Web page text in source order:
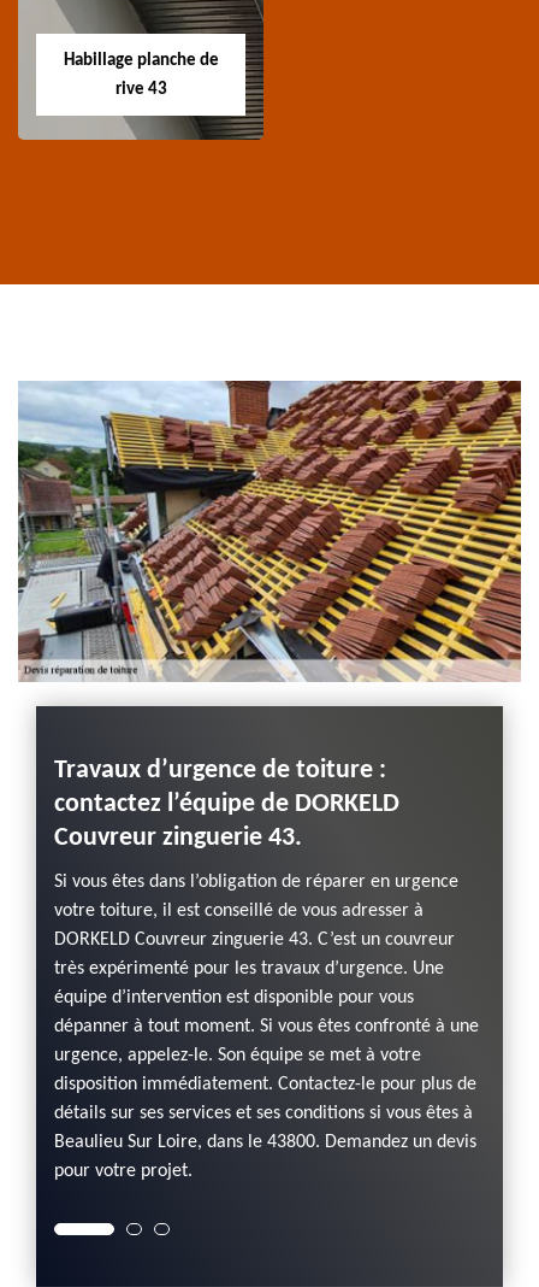
traitement de
Loire
Habillage planche de
rive 43
de rive 43
Haute-Loire
Travaux d’urgence de toiture :
contactez l’équipe de DORKELD
Couvreur zinguerie 43.
Si vous êtes dans l’obligation de réparer en urgence
votre toiture, il est conseillé de vous adresser à
DORKELD Couvreur zinguerie 43. C’est un couvreur
très expérimenté pour les travaux d’urgence. Une
équipe d’intervention est disponible pour vous
dépanner à tout moment. Si vous êtes confronté à une
urgence, appelez-le. Son équipe se met à votre
disposition immédiatement. Contactez-le pour plus de
détails sur ses services et ses conditions si vous êtes à
Beaulieu Sur Loire, dans le 43800. Demandez un devis
pour votre projet.